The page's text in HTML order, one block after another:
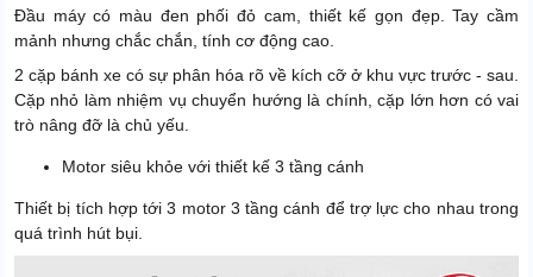
Đầu máy có màu đen phối đỏ cam, thiết kế gọn đẹp. Tay cầm
mảnh nhưng chắc chắn, tính cơ động cao.
2 cặp bánh xe có sự phân hóa rõ về kích cỡ ở khu vực trước - sau.
Cặp nhỏ làm nhiệm vụ chuyển hướng là chính, cặp lớn hơn có vai
trò nâng đỡ là chủ yếu.
Motor siêu khỏe với thiết kế 3 tầng cánh
Thiết bị tích hợp tới 3 motor 3 tầng cánh để trợ lực cho nhau trong
quá trình hút bụi.